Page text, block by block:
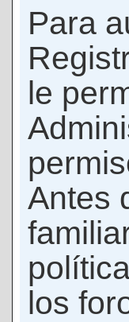
Para
le
Antes
los